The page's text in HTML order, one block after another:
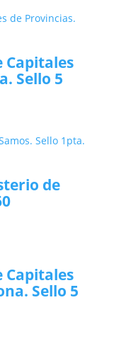
Capitales
Sello 5
de
Capitales
Sello 5